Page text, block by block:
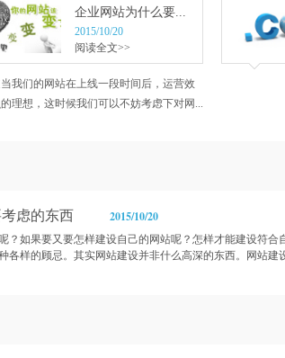
企业网站为什么要...
2015/10/20
阅读全文>>
我们的网站在上线一段时间后，运营效
理想，这时候我们可以不妨考虑下对网...
虑的东西 2015/10/20
？如果要又要怎样建设自己的网站呢？怎样才能建设符合
各样的顾忌。其实网站建设并非什么高深的东西。网站建